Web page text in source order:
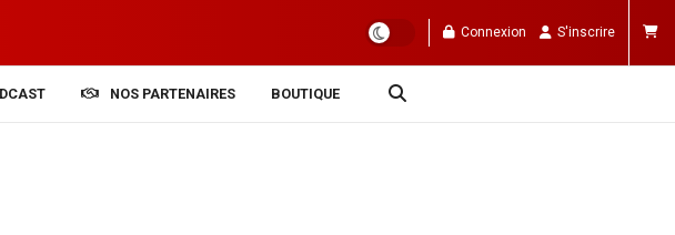
Connexion S'inscrire
NOS PARTENAIRES BOUTIQUE